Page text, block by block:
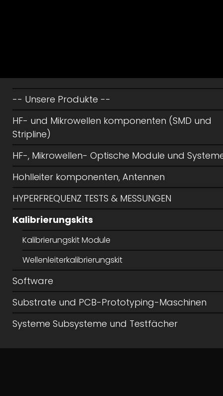
-- Unsere Produkte --
HF- und Mikrowellen komponenten (SMD und
Stripline)
HF-, Mikrowellen- Optische Module und
Hohlleiter komponenten, Antennen
HYPERFREQUENZ TESTS & MESSUNGEN
Kalibrierungskits
Kalibrierungskit Module
Wellenleiterkalibrierungskit
Software
Substrate und PCB-Prototyping-Maschinen
Systeme Subsysteme und Testfächer